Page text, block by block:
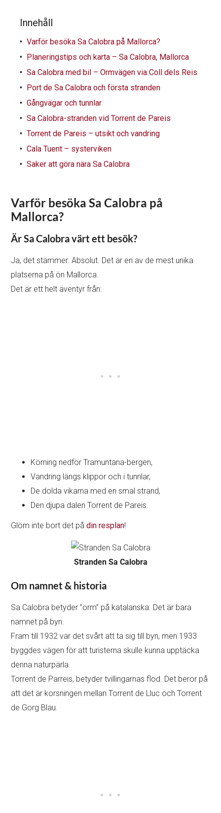
Innehåll
Varför besöka Sa Calobra på Mallorca?
Planeringstips och karta – Sa Calobra, Mallorca
Sa Calobra med bil – Ormvägen via Coll dels Reis
Port de Sa Calobra och första stranden
Gångvägar och tunnlar
Sa Calobra-stranden vid Torrent de Pareis
Torrent de Pareis – utsikt och vandring
Cala Tuent – systerviken
Saker att göra nära Sa Calobra
Varför besöka Sa Calobra på
Mallorca?
Är Sa Calobra värt ett besök?
Ja, det stämmer. Absolut. Det är en av de mest unika
platserna på ön Mallorca.
Det är ett helt äventyr från:
Körning nedför Tramuntana-bergen,
Vandring längs klippor och i tunnlar,
De dolda vikarna med en smal strand,
Den djupa dalen Torrent de Pareis.
Glöm inte bort det pådin resplan!
Stranden Sa Calobra
Om namnet & historia
Sa Calobra betyder ”orm” på katalanska. Det är bara
namnet på byn.
Fram till 1932 var det svårt att ta sig till byn, men 1933
byggdes vägen för att turisterna skulle kunna upptäcka
denna naturpärla.
Torrent de Parreis, betyder tvillingarnas flod. Det beror på
att det är korsningen mellan Torrent de Lluc och Torrent
de Gorg Blau.